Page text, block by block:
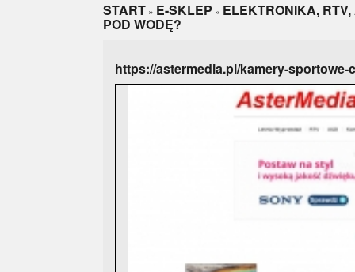
START » E-SKLEP » ELEKTRONIKA, RTV,
POD WODĘ?
https://astermedia.pl/kamery-sportowe-